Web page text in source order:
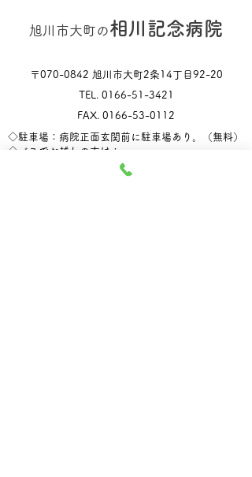
旭川市大町の相川記念病院
〒070-0842 旭川市大町2条14丁目92-20
TEL. 0166-51-3421
FAX. 0166-53-0112
◇駐車場：病院正面玄関前に駐車場あり。（無料）
◇バスでお越しの方は：
「あさでん」5・6番 →「北星中学校前」で下車